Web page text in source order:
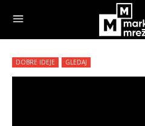
DOBRE IDEJE GLEDAJ